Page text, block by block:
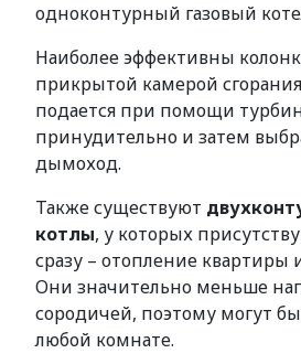
одноконтурный газовый
Наиболее эффективны
прикрытой камерой
подается при помощи
принудительно и затем
дымоход.
Также существуют
котлы, у которых
сразу – отопление квартиры
Они значительно меньше
сородичей, поэтому могут
любой комнате.